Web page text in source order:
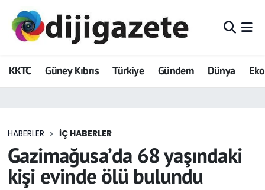
KKTC Güney Kıbrıs Türkiye Gündem Dünya
HABERLER İÇ HABERLER
Gazimağusa’da 68 yaşındaki
kişi evinde ölü bulundu
ADVERTORIAL
Dijigazete
Eğitim
Ekonomi
Hava Durumu
Trafik Durumu
Tüm Manşetler
Son Dakika Haberleri